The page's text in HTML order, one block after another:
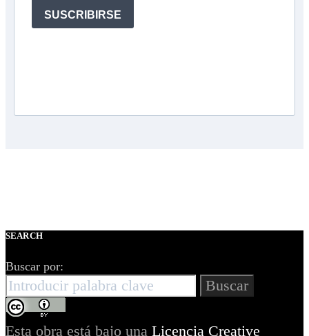
SUSCRIBIRSE
SEARCH
Buscar por:
Buscar
Esta obra está bajo una Licencia Creative